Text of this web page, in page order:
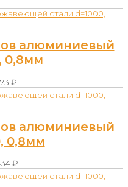
алюминиевый
0,8мм
₽
алюминиевый
0,8мм
₽